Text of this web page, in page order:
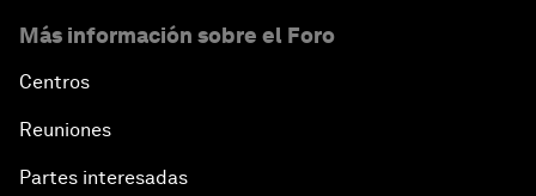
Más información sobre el Foro
Centros
Reuniones
Partes interesadas